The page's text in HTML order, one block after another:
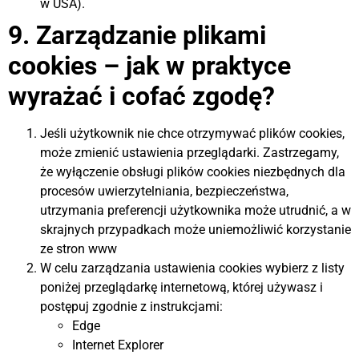
w USA).
9. Zarządzanie plikami
cookies – jak w praktyce
wyrażać i cofać zgodę?
Jeśli użytkownik nie chce otrzymywać plików cookies,
może zmienić ustawienia przeglądarki. Zastrzegamy,
że wyłączenie obsługi plików cookies niezbędnych dla
procesów uwierzytelniania, bezpieczeństwa,
utrzymania preferencji użytkownika może utrudnić, a w
skrajnych przypadkach może uniemożliwić korzystanie
ze stron www
W celu zarządzania ustawienia cookies wybierz z listy
poniżej przeglądarkę internetową, której używasz i
postępuj zgodnie z instrukcjami:
Edge
Internet Explorer